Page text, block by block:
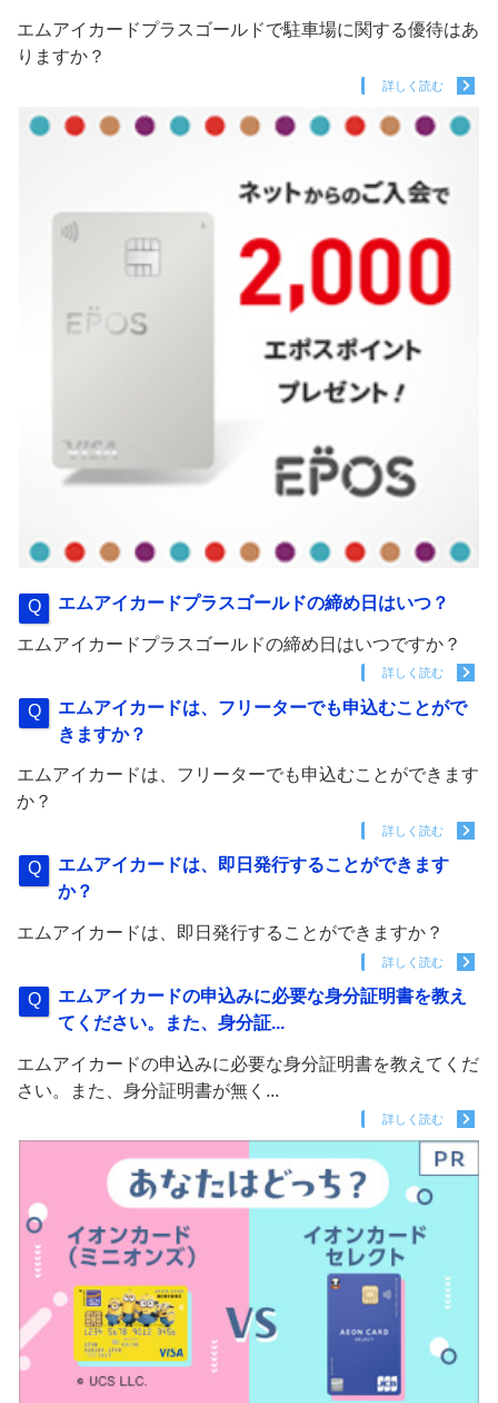
エムアイカードプラスゴールドで駐車場に関する優待はあ
りますか？
詳しく読む
エムアイカードプラスゴールドの締め日はいつ？
エムアイカードプラスゴールドの締め日はいつですか？
詳しく読む
エムアイカードは、フリーターでも申込むことがで
きますか？
エムアイカードは、フリーターでも申込むことができます
か？
詳しく読む
エムアイカードは、即日発行することができます
か？
エムアイカードは、即日発行することができますか？
詳しく読む
エムアイカードの申込みに必要な身分証明書を教え
てください。また、身分証...
エムアイカードの申込みに必要な身分証明書を教えてくだ
さい。また、身分証明書が無く...
詳しく読む